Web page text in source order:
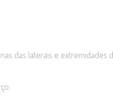
das laterais e